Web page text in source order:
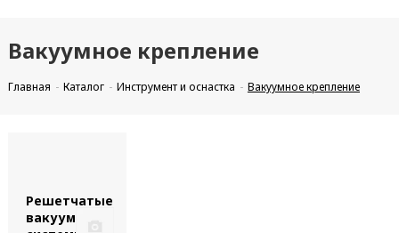
Вакуумное крепление
Главная Каталог Инструмент и оснастка Вакуумное крепление
Решетчатые
вакуумные